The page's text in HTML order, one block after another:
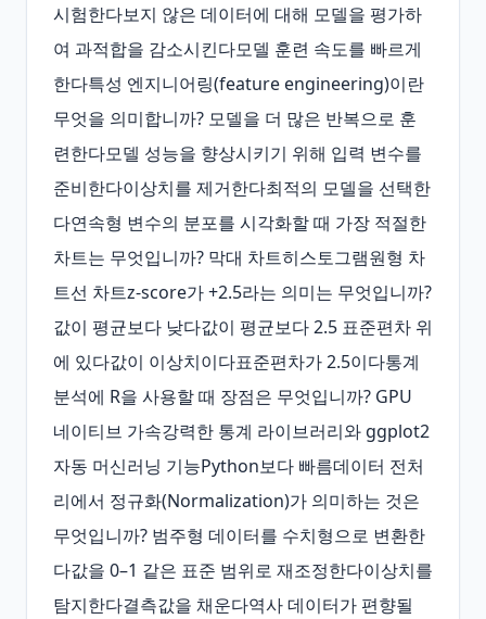
시험한다보지 않은 데이터에 대해 모델을 평가하
여 과적합을 감소시킨다모델 훈련 속도를 빠르게
한다특성 엔지니어링(feature engineering)이란
무엇을 의미합니까? 모델을 더 많은 반복으로 훈
련한다모델 성능을 향상시키기 위해 입력 변수를
준비한다이상치를 제거한다최적의 모델을 선택한
다연속형 변수의 분포를 시각화할 때 가장 적절한
차트는 무엇입니까? 막대 차트히스토그램원형 차
트선 차트z‑score가 +2.5라는 의미는 무엇입니까?
값이 평균보다 낮다값이 평균보다 2.5 표준편차 위
에 있다값이 이상치이다표준편차가 2.5이다통계
분석에 R을 사용할 때 장점은 무엇입니까? GPU
네이티브 가속강력한 통계 라이브러리와 ggplot2
자동 머신러닝 기능Python보다 빠름데이터 전처
리에서 정규화(Normalization)가 의미하는 것은
무엇입니까? 범주형 데이터를 수치형으로 변환한
다값을 0–1 같은 표준 범위로 재조정한다이상치를
탐지한다결측값을 채운다역사 데이터가 편향될